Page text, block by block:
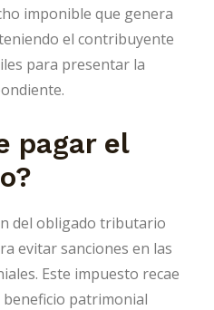
imponible que genera
el contribuyente
para presentar la
pagar el
del obligado tributario
evitar sanciones en las
Este impuesto recae
patrimonial